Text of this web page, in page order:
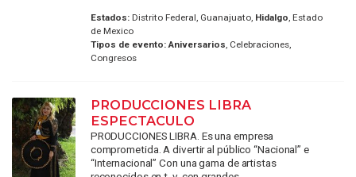
Estados:Distrito Federal, Guanajuato, Hidalgo, Estado
de Mexico
Tipos de evento: Aniversarios, Celebraciones,
Congresos
PRODUCCIONES LIBRA
ESPECTACULO
PRODUCCIONES LIBRA. Es una empresa
comprometida. A divertir al público “Nacional” e
“Internacional” Con una gama de artistas